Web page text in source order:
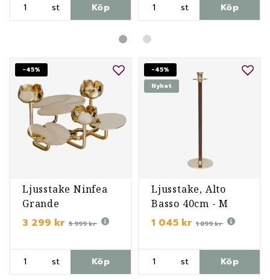
st Köp st Köp
-45%
Ljusstake Ninfea
Grande
3 299 kr 5 999 kr
st Köp
-45%
Nyhet
Ljusstake, Alto
Basso 40cm - M
1 045 kr 1 899 kr
st Köp